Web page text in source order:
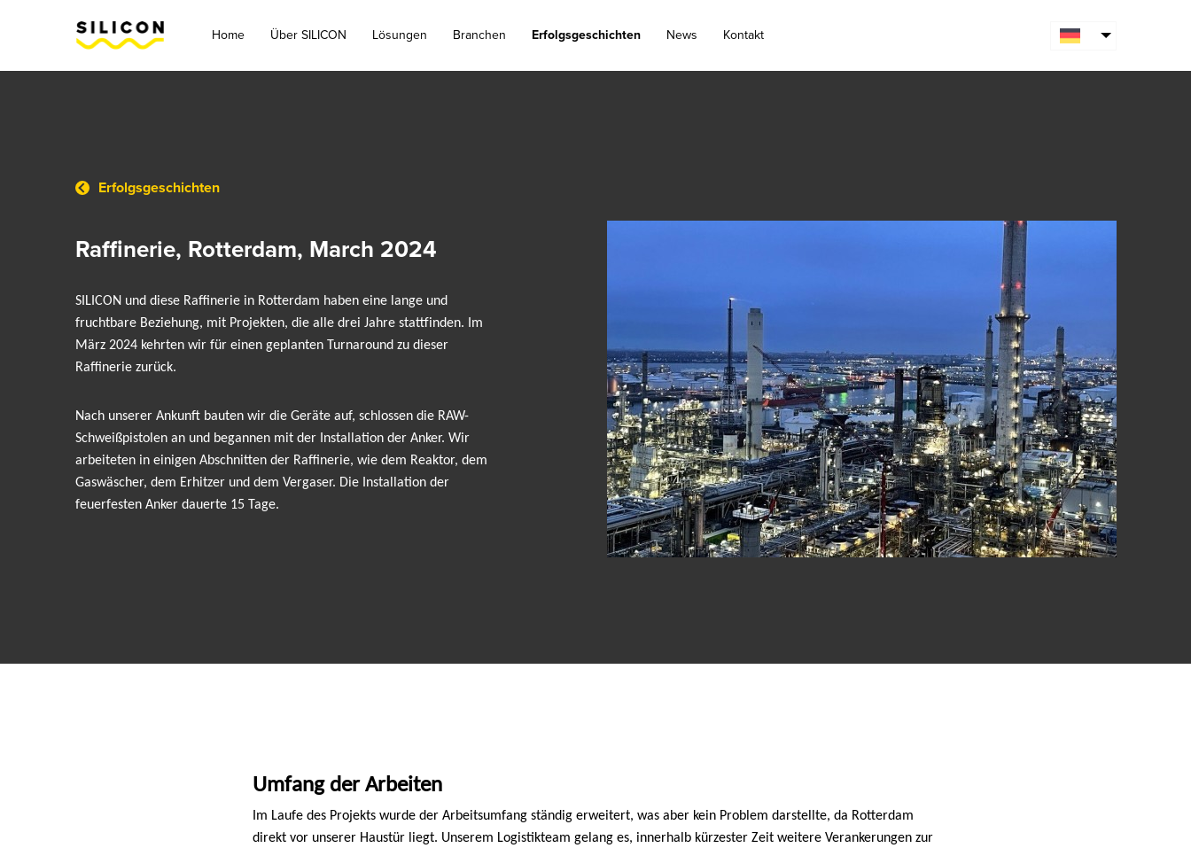
Home Über SILICON Lösungen Branchen Erfolgsgeschichten News Kontakt
Erfolgsgeschichten
Raffinerie, Rotterdam, March 2024
SILICON und diese Raffinerie in Rotterdam haben eine lange und
fruchtbare Beziehung, mit Projekten, die alle drei Jahre stattfinden. Im
März 2024 kehrten wir für einen geplanten Turnaround zu dieser
Raffinerie zurück.
Nach unserer Ankunft bauten wir die Geräte auf, schlossen die RAW-
Schweißpistolen an und begannen mit der Installation der Anker. Wir
arbeiteten in einigen Abschnitten der Raffinerie, wie dem Reaktor, dem
Gaswäscher, dem Erhitzer und dem Vergaser. Die Installation der
feuerfesten Anker dauerte 15 Tage.
Umfang der Arbeiten
Im Laufe des Projekts wurde der Arbeitsumfang ständig erweitert, was aber kein Problem darstellte, da Rotterdam
direkt vor unserer Haustür liegt. Unserem Logistikteam gelang es, innerhalb kürzester Zeit weitere Verankerungen zur